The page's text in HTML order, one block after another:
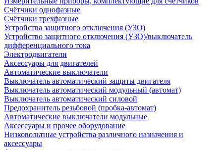
Счётчики однофазные
Счётчики трехфазные
Устройства защитного отключения (УЗО)
Устройство защитного отключения (УЗО)/выключатель
дифференциального тока
Электродвигатели
Аксессуары для двигателей
Автоматические выключатели
Выключатель автоматический защиты двигателя
Выключатель автоматический модульный (автомат)
Выключатель автоматический силовой
Предохранитель резьбовой (пробка-автомат)
Автоматические выключатели модульные
Аксессуары и прочее оборудование
Низковольтные устройства различного назначения и
аксессуары